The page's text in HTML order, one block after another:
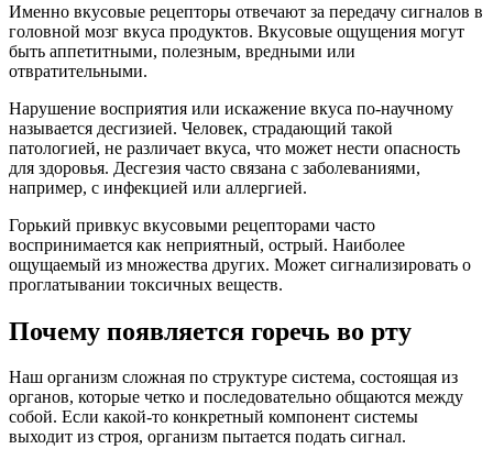
Именно вкусовые рецепторы отвечают за передачу сигналов в
головной мозг вкуса продуктов. Вкусовые ощущения могут
быть аппетитными, полезным, вредными или
отвратительными.
Нарушение восприятия или искажение вкуса по-научному
называется десгизией. Человек, страдающий такой
патологией, не различает вкуса, что может нести опасность
для здоровья. Десгезия часто связана с заболеваниями,
например, с инфекцией или аллергией.
Горький привкус вкусовыми рецепторами часто
воспринимается как неприятный, острый. Наиболее
ощущаемый из множества других. Может сигнализировать о
проглатывании токсичных веществ.
Почему появляется горечь во рту
Наш организм сложная по структуре система, состоящая из
органов, которые четко и последовательно общаются между
собой. Если какой-то конкретный компонент системы
выходит из строя, организм пытается подать сигнал.